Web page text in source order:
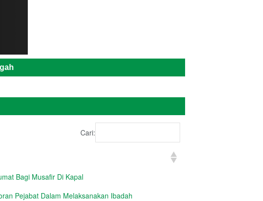
Cari:
Bagi Musafir Di Kapal
Pejabat Dalam Melaksanakan Ibadah